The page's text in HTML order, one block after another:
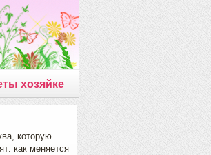
хозяйке
которую
как меняется